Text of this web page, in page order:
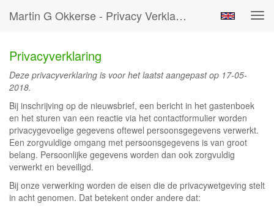
Martin G Okkerse - Privacy Verklaring
Privacyverklaring
Deze privacyverklaring is voor het laatst aangepast op 17-05-
2018.
Bij inschrijving op de nieuwsbrief, een bericht in het gastenboek
en het sturen van een reactie via het contactformulier worden
privacygevoelige gegevens oftewel persoonsgegevens verwerkt.
Een zorgvuldige omgang met persoonsgegevens is van groot
belang. Persoonlijke gegevens worden dan ook zorgvuldig
verwerkt en beveiligd.
Bij onze verwerking worden de eisen die de privacywetgeving stelt
in acht genomen. Dat betekent onder andere dat: